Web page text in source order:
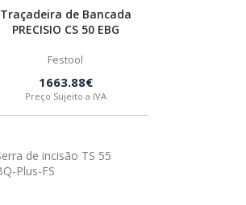
Traçadeira de Bancada
PRECISIO CS 50 EBG
Festool
1663.88€
Preço Sujeito a IVA